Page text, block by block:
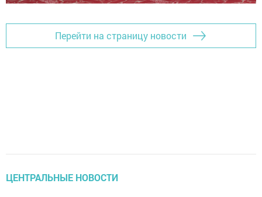
Перейти на страницу новости
ЦЕНТРАЛЬНЫЕ НОВОСТИ